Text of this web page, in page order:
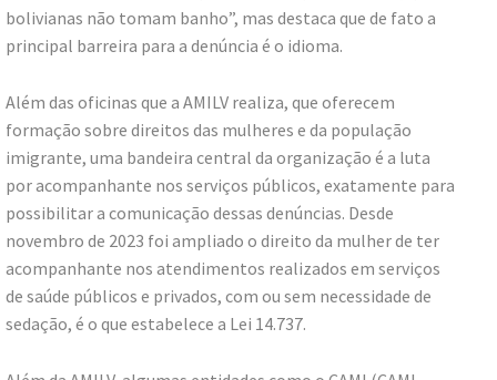
bolivianas não tomam banho”, mas destaca que de fato a
principal barreira para a denúncia é o idioma.
Além das oficinas que a AMILV realiza, que oferecem
formação sobre direitos das mulheres e da população
imigrante, uma bandeira central da organização é a luta
por acompanhante nos serviços públicos, exatamente para
possibilitar a comunicação dessas denúncias. Desde
novembro de 2023 foi ampliado o direito da mulher de ter
acompanhante nos atendimentos realizados em serviços
de saúde públicos e privados, com ou sem necessidade de
sedação, é o que estabelece a Lei 14.737.